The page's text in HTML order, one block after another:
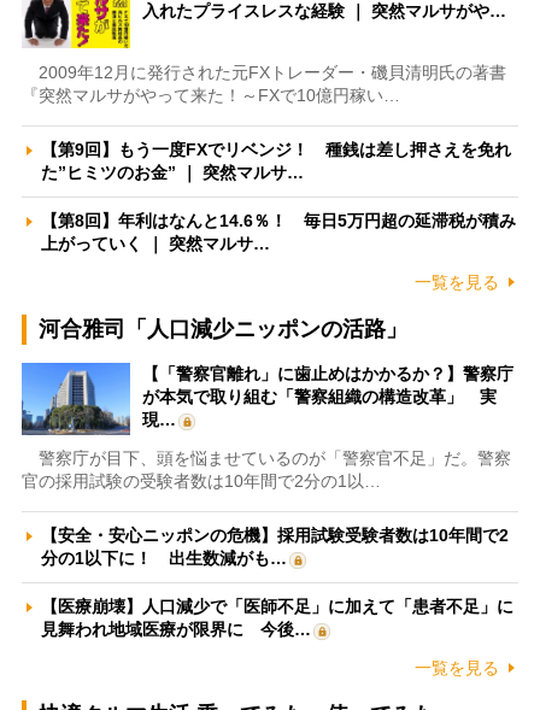
入れたプライスレスな経験 ｜ 突然マルサがや…
2009年12月に発行された元FXトレーダー・磯貝清明氏の著書
『突然マルサがやって来た！～FXで10億円稼い…
【第9回】もう一度FXでリベンジ！ 種銭は差し押さえを免れ
た”ヒミツのお金” ｜ 突然マルサ…
【第8回】年利はなんと14.6％！ 毎日5万円超の延滞税が積み
上がっていく ｜ 突然マルサ…
一覧を見る
河合雅司「人口減少ニッポンの活路」
【「警察官離れ」に歯止めはかかるか？】警察庁
が本気で取り組む「警察組織の構造改革」 実
現…
警察庁が目下、頭を悩ませているのが「警察官不足」だ。警察
官の採用試験の受験者数は10年間で2分の1以…
【安全・安心ニッポンの危機】採用試験受験者数は10年間で2
分の1以下に！ 出生数減がも…
【医療崩壊】人口減少で「医師不足」に加えて「患者不足」に
見舞われ地域医療が限界に 今後…
一覧を見る